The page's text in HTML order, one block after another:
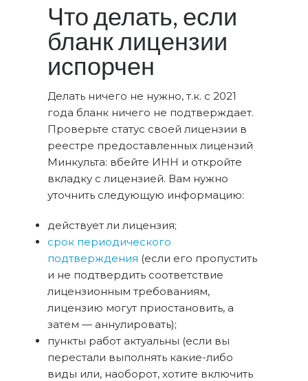
Что делать, если
бланк лицензии
испорчен
Делать ничего не нужно, т.к. с 2021
года бланк ничего не подтверждает.
Проверьте статус своей лицензии в
реестре предоставленных лицензий
Минкульта: вбейте ИНН и откройте
вкладку с лицензией. Вам нужно
уточнить следующую информацию:
действует ли лицензия;
срок периодического
подтверждения (если его пропустить
и не подтвердить соответствие
лицензионным требованиям,
лицензию могут приостановить, а
затем — аннулировать);
пункты работ актуальны (если вы
перестали выполнять какие-либо
виды или, наоборот, хотите включить